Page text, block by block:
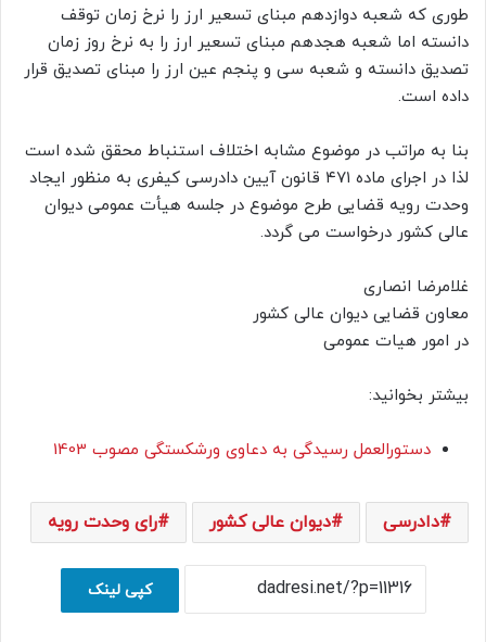
طوری که شعبه دوازدهم مبنای تسعیر ارز را نرخ زمان توقف
دانسته اما شعبه هجدهم مبنای تسعیر ارز را به نرخ روز زمان
تصدیق دانسته و شعبه سی و پنجم عین ارز را مبنای تصدیق قرار
داده است.
بنا به مراتب در موضوع مشابه اختلاف استنباط محقق شده است
لذا در اجرای ماده ۴۷۱ قانون آیین دادرسی کیفری به منظور ایجاد
وحدت رویه قضایی طرح موضوع در جلسه هیأت عمومی دیوان
عالی کشور درخواست می گردد.
غلامرضا انصاری
معاون قضایی دیوان عالی کشور
در امور هیات عمومی
بیشتر بخوانید:
دستورالعمل رسیدگی به دعاوی ورشکستگی مصوب 1403
دادرسی دیوان عالی کشور رای وحدت رویه
کپی لینک